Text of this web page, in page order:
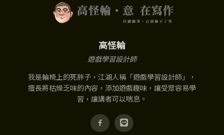
高怪輪
遊戲學習設計師
我是輪椅上的死胖子，江湖人稱「遊戲學習設計師」，
擅長將枯燥乏味的內容，添加遊戲趣味，讓受眾容易學
習，讓講者可以喘息。